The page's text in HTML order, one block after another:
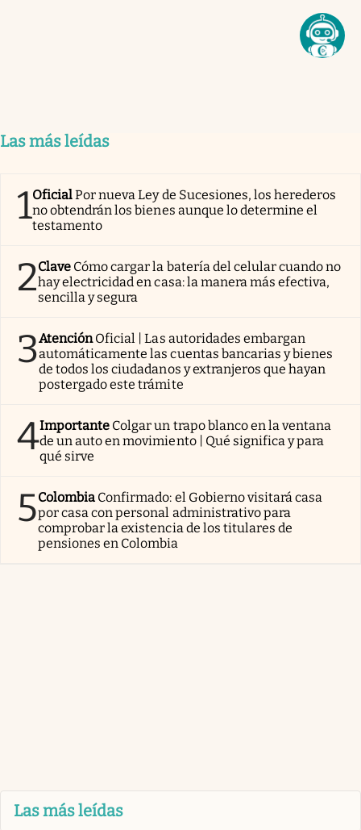
Las más leídas
1OficialPor nueva Ley de Sucesiones, los herederos
no obtendrán los bienes aunque lo determine el
testamento
2Clave Cómo cargar la batería del celular cuando no
hay electricidad en casa: la manera más efectiva,
sencilla y segura
3AtenciónOficial | Las autoridades embargan
automáticamente las cuentas bancarias y bienes
de todos los ciudadanos y extranjeros que hayan
postergado este trámite
4Importante Colgar un trapo blanco en la ventana
de un auto en movimiento | Qué significa y para
qué sirve
5Colombia Confirmado: el Gobierno visitará casa
por casa con personal administrativo para
comprobar la existencia de los titulares de
pensiones en Colombia
Las más leídas